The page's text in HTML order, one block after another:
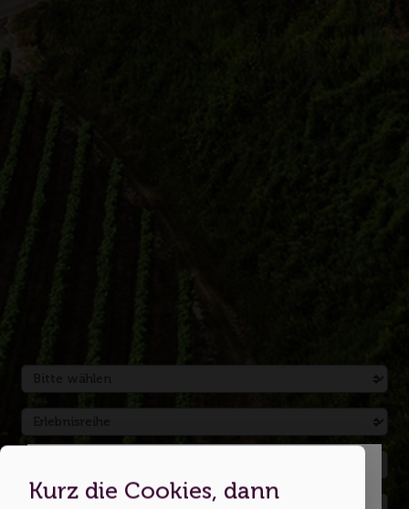
Kurz die Cookies, dann